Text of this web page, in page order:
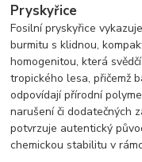
Pryskyřice
Fosilní pryskyřice
burmitu s klidnou,
homogenitou, která
tropického lesa, přičemž
odpovídají přírodní
narušení či dodatečných
potvrzuje autentický
chemickou stabilitu v